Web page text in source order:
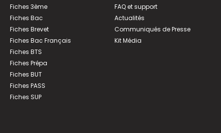
Fiches 3ème
Fiches Bac
Fiches Brevet
Fiches Bac Français
Fiches BTS
Fiches Prépa
Fiches BUT
Fiches PASS
Fiches SUP
FAQ et support
Actualités
Communiqués de Presse
Kit Média